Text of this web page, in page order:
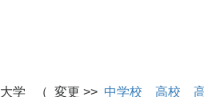
大学 （ 変更 >> 中学校 高校